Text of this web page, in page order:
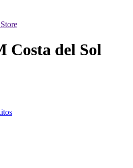
Costa del Sol